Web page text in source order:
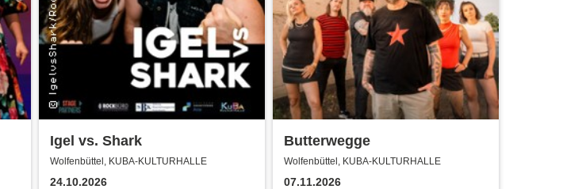
Igel vs. Shark
Wolfenbüttel, KUBA-KULTURHALLE
24.10.2026
Butterwegge
Wolfenbüttel, KUBA-KULTURHALLE
07.11.2026